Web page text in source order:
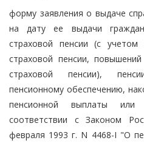
форму заявления о выдаче
на дату ее выдачи
страховой пенсии (с
страховой пенсии,
страховой пенсии),
пенсионному обеспечению,
пенсионной выплаты или
соответствии с Законом
февраля 1993 г. N 4468-I "О